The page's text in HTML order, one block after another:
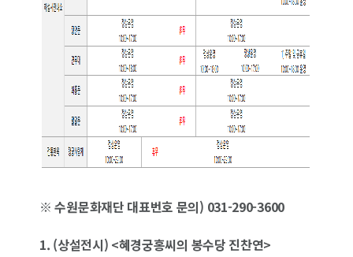
※ 수원문화재단 대표번호 문의) 031-290-3600
1. (상설전시) <혜경궁홍씨의 봉수당 진찬연>